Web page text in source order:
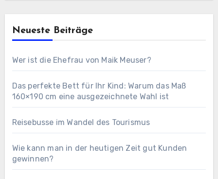
Neueste Beiträge
Wer ist die Ehefrau von Maik Meuser?
Das perfekte Bett für Ihr Kind: Warum das Maß
160×190 cm eine ausgezeichnete Wahl ist
Reisebusse im Wandel des Tourismus
Wie kann man in der heutigen Zeit gut Kunden
gewinnen?